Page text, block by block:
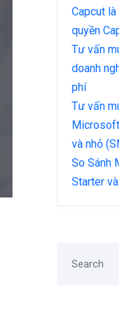
Capcut
quyền
Tư vấn
doanh
phí
Tư vấn
và nhỏ
So Sánh
Starter